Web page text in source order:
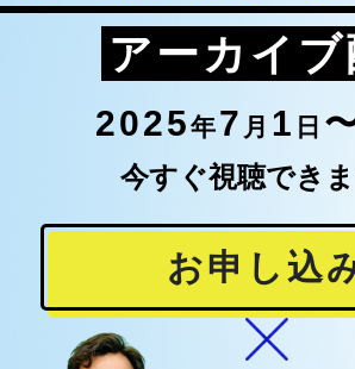
アーカイブ
2025年7 月 1 日
今すぐ視聴できま
お申し込